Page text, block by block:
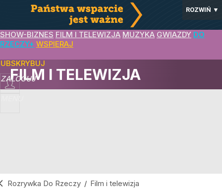
ROZWIŃ ▼
SHOW-BIZNES FILM I TELEWIZJA MUZYKA GWIAZDY DO
RZECZY+ WSPIERAJ
ZALOGUJ
FILM I TELEWIZJA
Rozrywka Do Rzeczy / Film i telewizja